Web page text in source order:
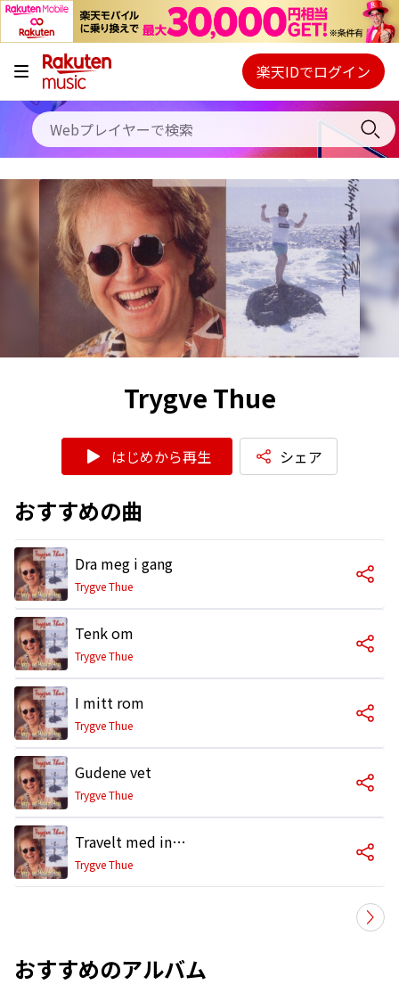
キャンペーン
料金プラン
使い方
初回30日間無料お試し
Webプレイヤー
ご契約内容の確認・変更
楽天IDでログイン
Trygve Thue
はじめから再生 シェア
おすすめの曲
Dra meg i gang
Trygve Thue
Tenk om
Trygve Thue
I mitt rom
Trygve Thue
Gudene vet
Trygve Thue
Travelt med ingenting
Trygve Thue
おすすめのアルバム